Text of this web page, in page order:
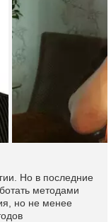
Но в последние
методами
но не менее